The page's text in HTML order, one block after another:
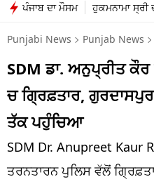
ਪੰਜਾਬ ਦਾ ਮੌਸਮ ਹੁਕਮਨਾਮਾ ਸ੍ਰੀ
ਸ਼ਾਰਟ ਵੀਡੀਓਜ਼
ਕਾਰੋਬਾਰ
ਕਰਿਅਰ
ਮਨੋਰੰਜਨ
ਦੇਸ਼
ਲਾਈਫ ਸਟਾਈਲ
Punjabi News Punjab News
SDM ਡਾ. ਅਨੁਪ੍ਰੀਤ
ਚ ਗ੍ਰਿਫ਼ਤਾਰ,
ਤੱਕ ਪਹੁੰਚਿਆ
SDM Dr. Anupreet Kaur
ਤਰਨਤਾਰਨ ਪੁਲਿਸ ਵੱਲੋਂ